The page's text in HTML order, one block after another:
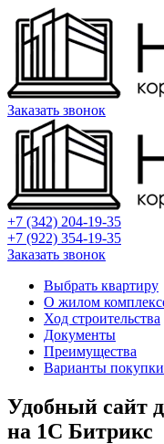
Заказать звонок
+7 (342) 204-19-35
+7 (922) 354-19-35
Заказать звонок
Выбрать квартиру
О жилом
Ход строительства
Документы
Преимущества
Варианты покупки
Удобный сайт
на 1С Битрикс